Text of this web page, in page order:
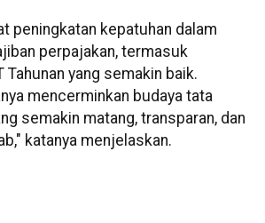
peningkatan kepatuhan dalam
perpajakan, termasuk
Tahunan yang semakin baik.
mencerminkan budaya tata
semakin matang, transparan, dan
katanya menjelaskan.